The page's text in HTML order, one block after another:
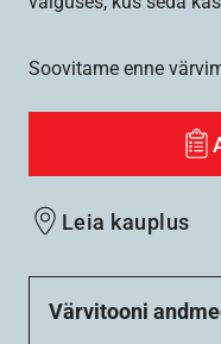
Soovitame enne
Leia kauplus
Värvitooni